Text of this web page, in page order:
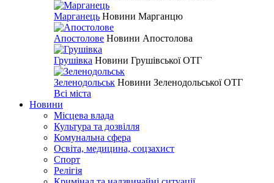
Марганець Новини Марганцю
Апостолове Новини Апостолова
Грушівка Новини Грушівської ОТГ
Зеленодольськ Новини Зеленодольської ОТГ
Всі міста
Новини
Місцева влада
Культура та дозвілля
Комунальна сфера
Освіта, медицина, соцзахист
Спорт
Релігія